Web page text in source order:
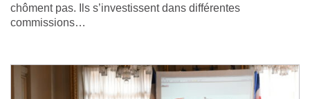
chôment pas. Ils s’investissent dans différentes
commissions…